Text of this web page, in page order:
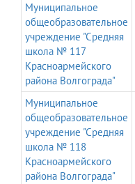
Муниципальное
общеобразовательное
учреждение "Средняя
школа № 117
Красноармейского
района Волгограда"
Муниципальное
общеобразовательное
учреждение "Средняя
школа № 118
Красноармейского
района Волгограда"